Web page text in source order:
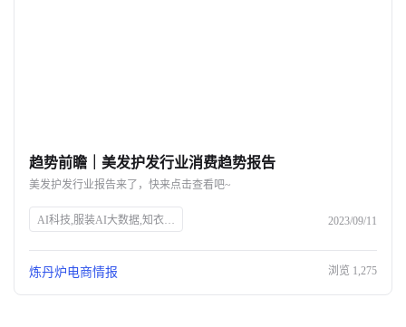
关于我们
公司介绍
商机推荐
趋势前瞻｜美发护发行业消费趋势报告
美发护发行业报告来了，快来点击查看吧~
AI科技,服装AI大数据,知衣科技,头皮护理,防脱生发,美发护发行业,消费趋势,高端头皮精油,洗发水功效,消费者安全,中草药防脱,丰盈蓬松,免洗喷雾,Spes诗裴丝 2023/09/11
炼丹炉电商情报 浏览 1,275